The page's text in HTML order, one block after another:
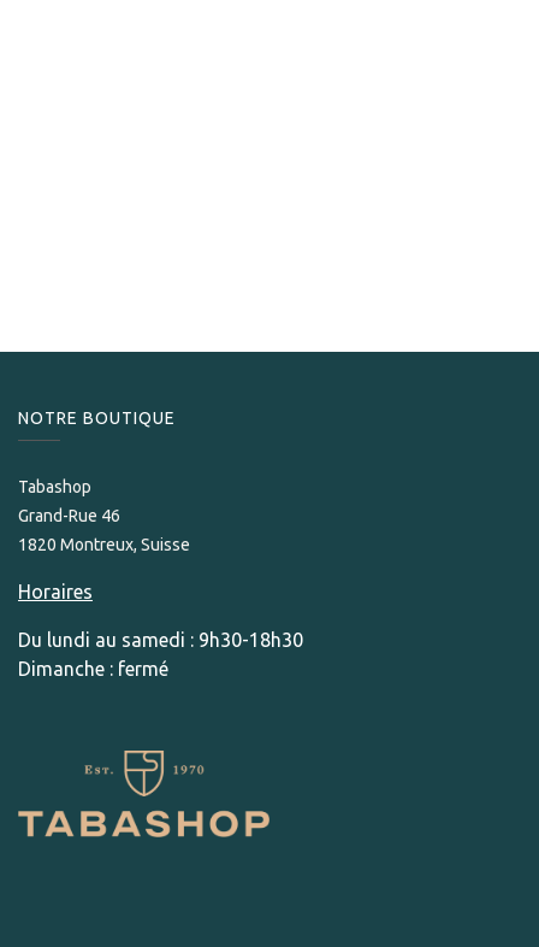
NOTRE BOUTIQUE
Tabashop
Grand-Rue 46
1820 Montreux, Suisse
Horaires
Du lundi au samedi : 9h30-18h30
Dimanche : fermé